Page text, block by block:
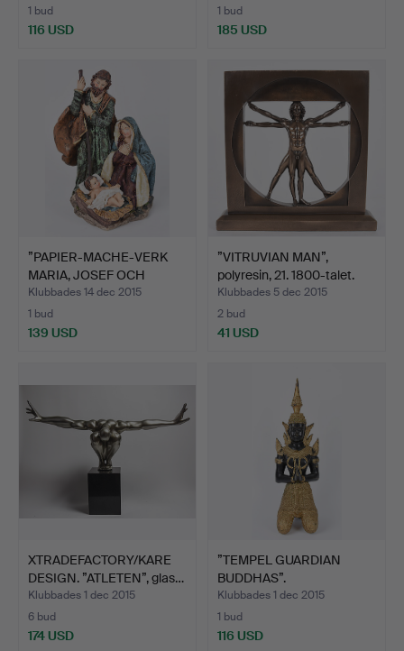
1 bud
116 USD
1 bud
185 USD
”PAPIER-MACHE-VERK
MARIA, JOSEF OCH
KRISTB…
Klubbades 14 dec 2015
1 bud
139 USD
”VITRUVIAN MAN”,
polyresin, 21. 1800-talet.
Klubbades 5 dec 2015
2 bud
41 USD
XTRADEFACTORY/KARE
DESIGN. ”ATLETEN”, glas…
Klubbades 1 dec 2015
6 bud
174 USD
”TEMPEL GUARDIAN
BUDDHAS”.
Klubbades 1 dec 2015
1 bud
116 USD